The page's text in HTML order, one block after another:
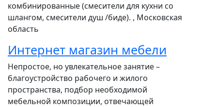
комбинированные (смесители для кухни со
шлангом, смесители душ /биде). , Московская
область
Интернет магазин мебели
Непростое, но увлекательное занятие –
благоустройство рабочего и жилого
пространства, подбор необходимой
мебельной композиции, отвечающей